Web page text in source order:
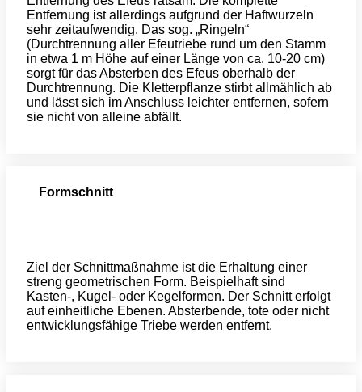
Entfernung ist allerdings aufgrund der Haftwurzeln
sehr zeitaufwendig. Das sog. „Ringeln“
(Durchtrennung aller Efeutriebe rund um den Stamm
in etwa 1 m Höhe auf einer Länge von ca. 10-20 cm)
sorgt für das Absterben des Efeus oberhalb der
Durchtrennung. Die Kletterpflanze stirbt allmählich ab
und lässt sich im Anschluss leichter entfernen, sofern
sie nicht von alleine abfällt.
Formschnitt
Ziel der Schnittmaßnahme ist die Erhaltung einer
streng geometrischen Form. Beispielhaft sind
Kasten-, Kugel- oder Kegelformen. Der Schnitt erfolgt
auf einheitliche Ebenen. Absterbende, tote oder nicht
entwicklungsfähige Triebe werden entfernt.